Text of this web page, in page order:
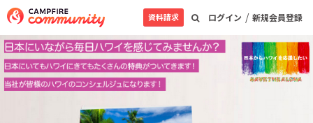
ログイン / 新規会員登録
資料請求